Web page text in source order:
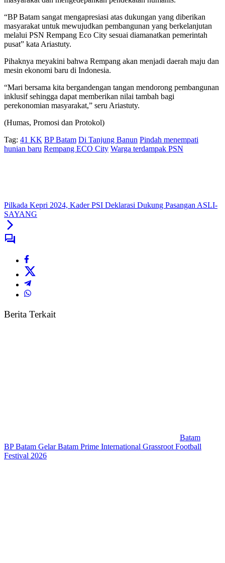
“BP Batam sangat mengapresiasi atas dukungan yang diberikan
masyarakat untuk mewujudkan pembangunan yang berkelanjutan
melalui PSN Rempang Eco City sesuai diamanatkan pemerintah
pusat” kata Ariastuty.
Pihaknya meyakini bahwa Rempang akan menjadi daerah maju dan
mesin ekonomi baru di Indonesia.
“Mari bersama kita bergandengan tangan mendorong pembangunan
inklusif sehingga dapat memberikan nilai tambah bagi
perekonomian masyarakat,” seru Ariastuty.
(Humas, Promosi dan Protokol)
Tag: 41 KK BP Batam Di Tanjung Banun Pindah menempati
hunian baru Rempang ECO City Warga terdampak PSN
Pilkada Kepri 2024, Kader PSI Deklarasi Dukung Pasangan ASLI-
SAYANG
Berita Terkait
Batam
BP Batam Gelar Batam Prime International Grassroot Football
Festival 2026